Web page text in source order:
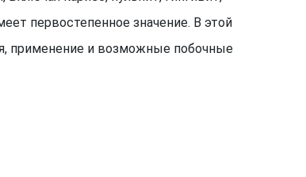
первостепенное значение. В этой
применение и возможные побочные